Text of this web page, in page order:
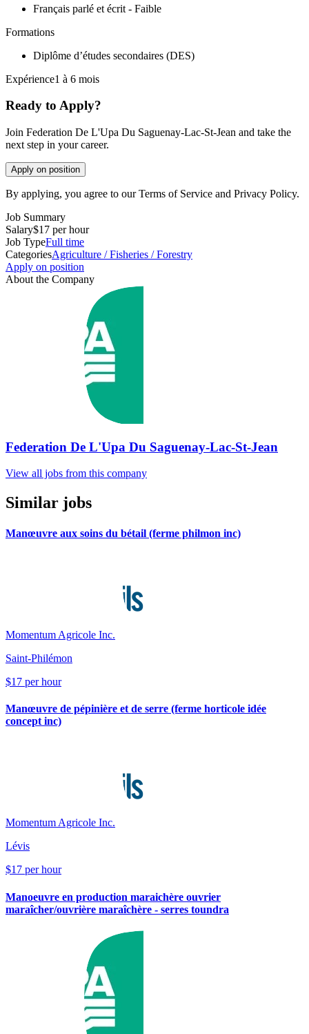
Français parlé et écrit - Faible
Formations
Diplôme d’études secondaires (DES)
Expérience1 à 6 mois
Ready to Apply?
Join Federation De L'Upa Du Saguenay-Lac-St-Jean and take the
next step in your career.
Apply on position
By applying, you agree to our Terms of Service and Privacy Policy.
Job Summary
Salary$17 per hour
Job TypeFull time
CategoriesAgriculture / Fisheries / Forestry
Apply on position
About the Company
Federation De L'Upa Du Saguenay-Lac-St-Jean
View all jobs from this company
Similar jobs
Manœuvre aux soins du bétail (ferme philmon inc)
Momentum Agricole Inc.
Saint-Philémon
$17 per hour
Manœuvre de pépinière et de serre (ferme horticole idée
concept inc)
Momentum Agricole Inc.
Lévis
$17 per hour
Manoeuvre en production maraichère ouvrier
maraîcher/ouvrière maraîchère - serres toundra